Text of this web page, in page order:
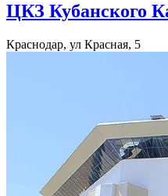
ЦКЗ Кубанского
Краснодар, ул Красная, 5